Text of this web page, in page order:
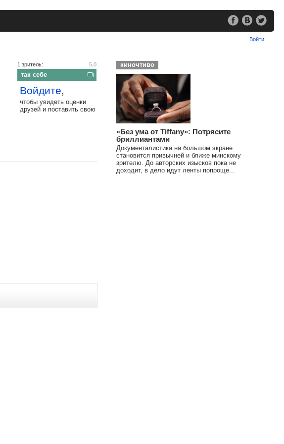
Войти
1 зритель: 5,0
так себе
Войдите,
чтобы увидеть оценки
друзей и поставить свою
киночтиво
«Без ума от Tiffany»: Потрясите
бриллиантами
Документалистика на большом экране
становится привычней и ближе минскому
зрителю. До авторских изысков пока не
доходит, в дело идут ленты попроще...